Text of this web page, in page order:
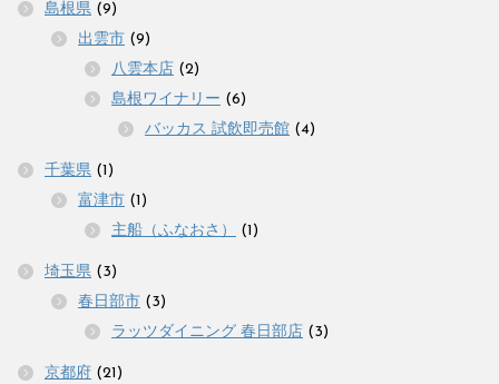
島根県 (9)
出雲市 (9)
八雲本店 (2)
島根ワイナリー (6)
バッカス 試飲即売館 (4)
千葉県 (1)
富津市 (1)
主船（ふなおさ）
(1)
埼玉県 (3)
春日部市 (3)
ラッツダイニング 春日部店 (3)
京都府 (21)